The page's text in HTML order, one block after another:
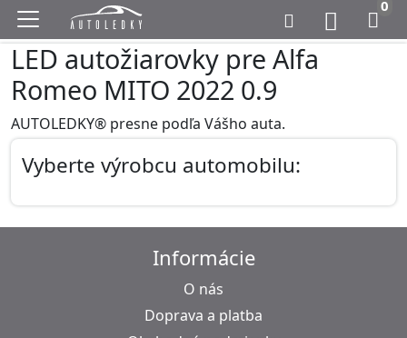
0
LED autožiarovky pre Alfa
Romeo MITO 2022 0.9
AUTOLEDKY® presne podľa Vášho auta.
Vyberte výrobcu automobilu:
Informácie
O nás
Doprava a platba